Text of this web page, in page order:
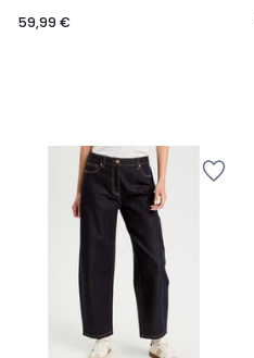
59,99 €